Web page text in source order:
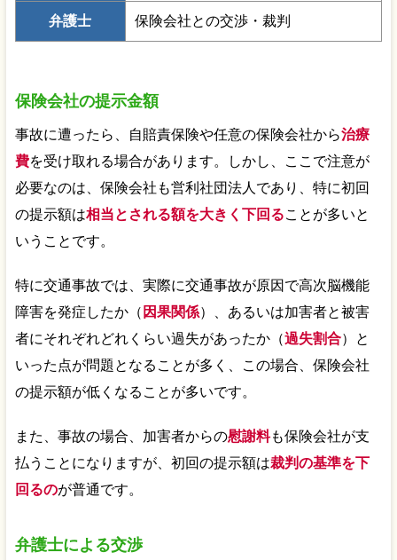
弁護士 保険会社との交渉・裁判
保険会社の提示金額
事故に遭ったら、自賠責保険や任意の保険会社から治療
費を受け取れる場合があります。しかし、ここで注意が
必要なのは、保険会社も営利社団法人であり、特に初回
の提示額は相当とされる額を大きく下回ることが多いと
いうことです。
特に交通事故では、実際に交通事故が原因で高次脳機能
障害を発症したか（ 因果関係）、あるいは加害者と被害
者にそれぞれどれくらい過失があったか（過失割合）と
いった点が問題となることが多く、この場合、保険会社
の提示額が低くなることが多いです。
また、事故の場合、加害者からの慰謝料も保険会社が支
払うことになりますが、初回の提示額は裁判の基準を下
回るのが普通です。
弁護士による交渉